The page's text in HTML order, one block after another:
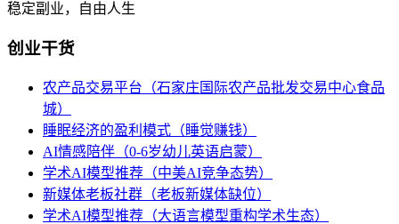
稳定副业，自由人生
创业干货
农产品交易平台（石家庄国际农产品批发交易中心食品
城）
睡眠经济的盈利模式（睡觉赚钱）
AI情感陪伴（0-6岁幼儿英语启蒙）
学术AI模型推荐（中美AI竞争态势）
新媒体老板社群（老板新媒体缺位）
学术AI模型推荐（大语言模型重构学术生态）